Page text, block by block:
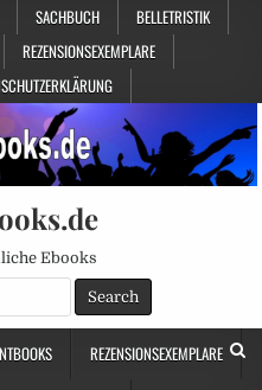
SACHBUCH
BELLETRISTIK
REZENSIONSEXEMPLARE
Ebooks
REZENSIONSEXEMPLARE